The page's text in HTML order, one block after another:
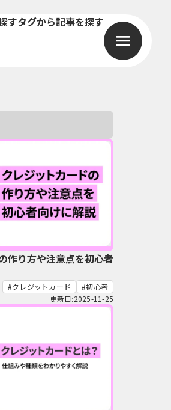
すタグから記事を探す
作り方や注意点を初心者
クレジットカード
初心者
更新日:2025-11-25